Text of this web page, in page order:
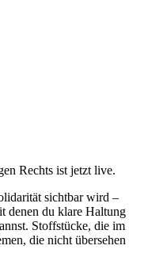
Rechts ist jetzt live.
sichtbar wird –
denen du klare Haltung
Stoffstücke, die im
die nicht übersehen